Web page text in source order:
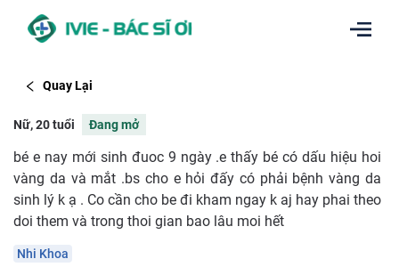
Quay Lại
Nữ, 20 tuổi Đang mở
bé e nay mới sinh đuoc 9 ngày .e thấy bé có dấu hiệu hoi
vàng da và mắt .bs cho e hỏi đấy có phải bệnh vàng da
sinh lý k ạ . Co cần cho be đi kham ngay k aj hay phai theo
doi them và trong thoi gian bao lâu moi hết
Nhi Khoa